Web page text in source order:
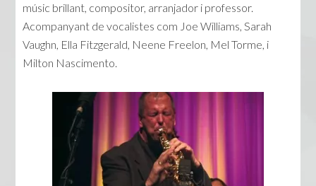
músic brillant, compositor, arranjador i professor.
Acompanyant de vocalistes com Joe Williams, Sarah
Vaughn, Ella Fitzgerald, Neene Freelon, Mel Torme, i
Milton Nascimento.